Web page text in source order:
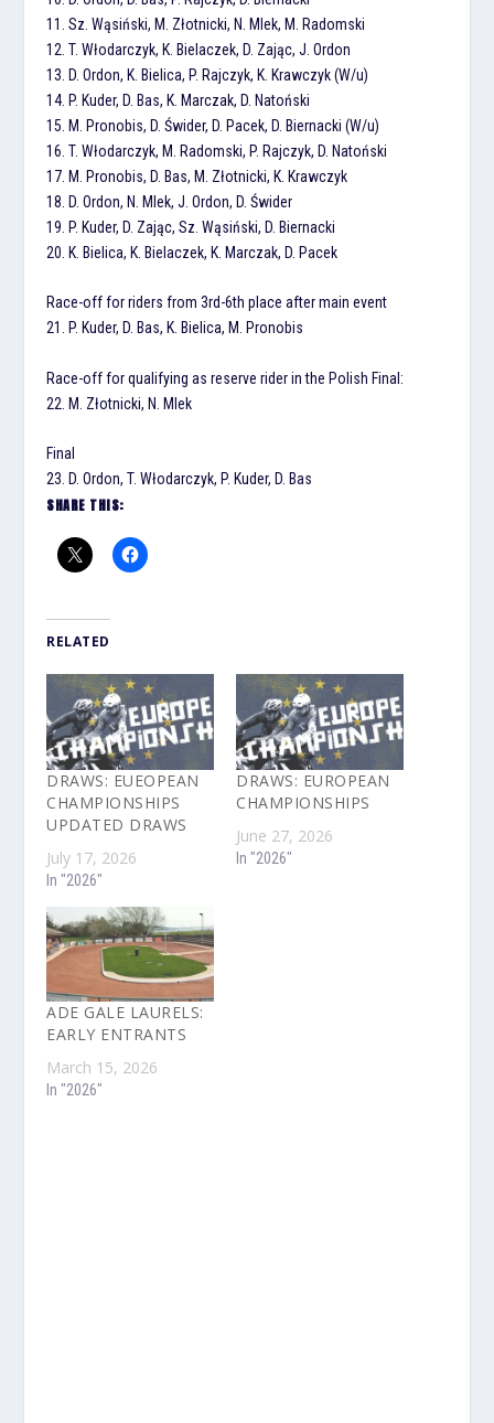
11. Sz. Wąsiński, M. Złotnicki, N. Mlek, M. Radomski
12. T. Włodarczyk, K. Bielaczek, D. Zając, J. Ordon
13. D. Ordon, K. Bielica, P. Rajczyk, K. Krawczyk (W/u)
14. P. Kuder, D. Bas, K. Marczak, D. Natoński
15. M. Pronobis, D. Świder, D. Pacek, D. Biernacki (W/u)
16. T. Włodarczyk, M. Radomski, P. Rajczyk, D. Natoński
17. M. Pronobis, D. Bas, M. Złotnicki, K. Krawczyk
18. D. Ordon, N. Mlek, J. Ordon, D. Świder
19. P. Kuder, D. Zając, Sz. Wąsiński, D. Biernacki
20. K. Bielica, K. Bielaczek, K. Marczak, D. Pacek
Race-off for riders from 3rd-6th place after main event
21. P. Kuder, D. Bas, K. Bielica, M. Pronobis
Race-off for qualifying as reserve rider in the Polish Final:
22. M. Złotnicki, N. Mlek
Final
23. D. Ordon, T. Włodarczyk, P. Kuder, D. Bas
SHARE THIS:
RELATED
DRAWS: EUEOPEAN
CHAMPIONSHIPS
UPDATED DRAWS
July 17, 2026
In "2026"
DRAWS: EUROPEAN
CHAMPIONSHIPS
June 27, 2026
In "2026"
ADE GALE LAURELS:
EARLY ENTRANTS
March 15, 2026
In "2026"